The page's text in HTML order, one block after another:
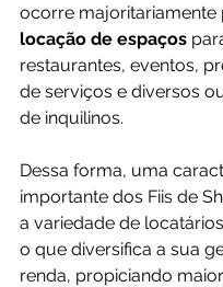
ocorre majoritariamente
locação de espaços
restaurantes, eventos,
de serviços e diversos
de inquilinos.
Dessa forma, uma
importante dos Fiis de
a variedade de
o que diversifica a sua
renda, propiciando